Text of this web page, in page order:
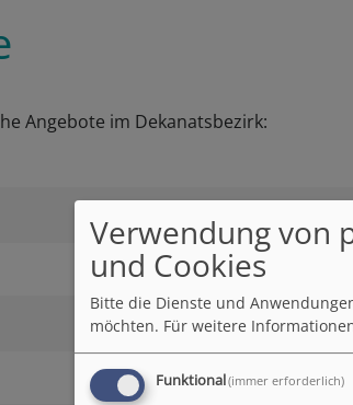
Angebote im Dekanatsbezirk:
Verwendung von
und Cookies
Bitte die Dienste und
möchten. Für weitere
Funktional(immer erforderlich)